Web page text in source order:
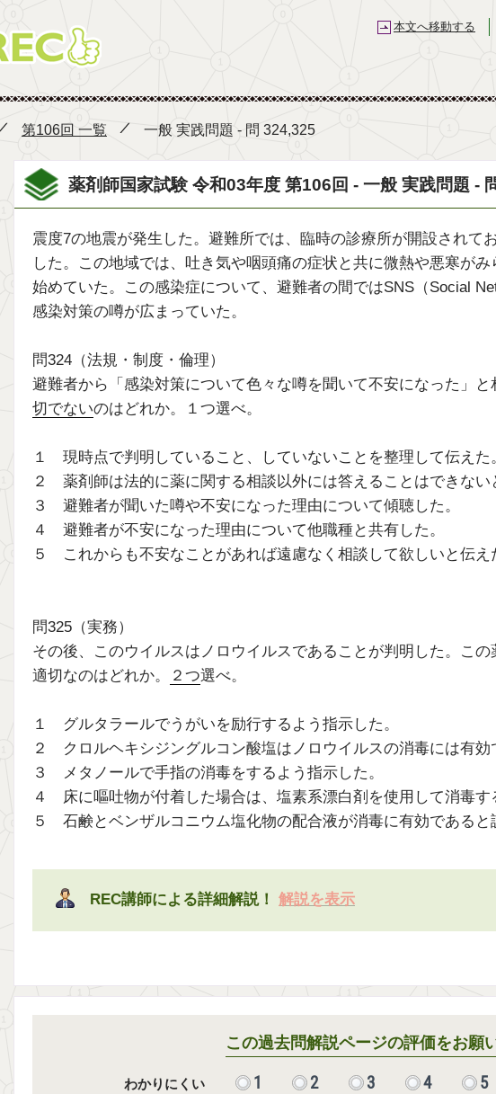
本文へ移動する
第106回 一覧 一般 実践問題 - 問 324,325
薬剤師国家試験 令和03年度 第106回 - 一般 実践問題 -
震度7の地震が発生した。避難所では、臨時の診療所が開設されて
した。この地域では、吐き気や咽頭痛の症状と共に微熱や悪寒が
始めていた。この感染症について、避難者の間ではSNS（Social
感染対策の噂が広まっていた。
問324（法規・制度・倫理）
避難者から「感染対策について色々な噂を聞いて不安になった」と
切でないのはどれか。１つ選べ。
１ 現時点で判明していること、していないことを整理して伝えた
２ 薬剤師は法的に薬に関する相談以外には答えることはできない
３ 避難者が聞いた噂や不安になった理由について傾聴した。
４ 避難者が不安になった理由について他職種と共有した。
５ これからも不安なことがあれば遠慮なく相談して欲しいと伝え
問325（実務）
その後、このウイルスはノロウイルスであることが判明した。こ
適切なのはどれか。
２つ選べ。
１ グルタラールでうがいを励行するよう指示した。
２ クロルヘキシジングルコン酸塩はノロウイルスの消毒には有効
３ メタノールで手指の消毒をするよう指示した。
４ 床に嘔吐物が付着した場合は、塩素系漂白剤を使用して消毒す
５ 石鹸とベンザルコニウム塩化物の配合液が消毒に有効であると
REC講師による詳細解説！ 解説を表示
この過去問解説ページの評価をお願
わかりにくい 1 2 3 4 5